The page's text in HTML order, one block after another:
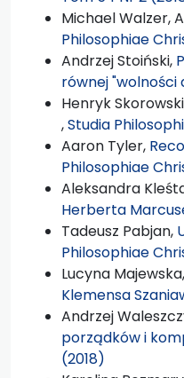
Michael Walzer,
Philosophiae
Andrzej Stoiński,
równej "wolności
Henryk
,Studia
Aaron Tyler,
Philosophiae
Aleksandra
Herberta
Tadeusz Pabjan,
Philosophiae
Lucyna Majewska,
Klemensa
Andrzej
porządków i
(2018)